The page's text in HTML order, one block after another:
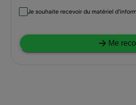
Je souhaite recevoir du matériel
Me